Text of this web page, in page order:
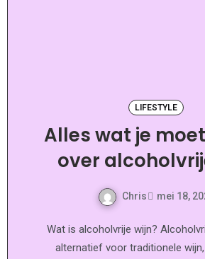
LIFESTYLE
Alles wat je
over
Chris mei 18,
Wat is alcoholvrije wijn? Alcoholvrije wijn is een
alternatief voor traditionele